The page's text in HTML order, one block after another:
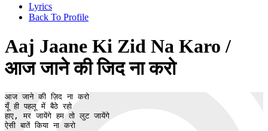
Lyrics
Back To Profile
Aaj Jaane Ki Zid Na Karo /
आज जाने की जिद ना करो
आज जाने की ज़िद ना करो
यूँ ही पहलू में बैठे रहो
हाए, मर जायेंगे हम तो लुट जायेंगे
ऐसी बातें किया ना करो